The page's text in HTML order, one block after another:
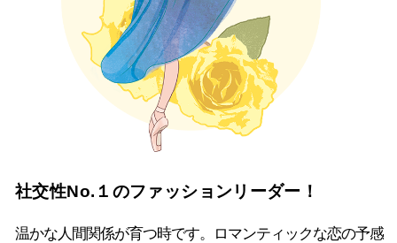
社交性No.１のファッションリーダー！
温かな人間関係が育つ時です。ロマンティックな恋の予感